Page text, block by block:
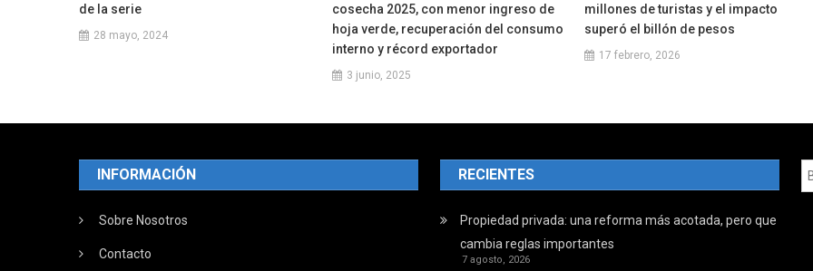
de la serie
28 mayo, 2024
cosecha 2025, con menor ingreso de
hoja verde, recuperación del consumo
interno y récord exportador
3 junio, 2025
millones de turistas y el impacto
superó el billón de pesos
17 febrero, 2026
INFORMACIÓN
Sobre Nosotros
Contacto
RECIENTES
Propiedad privada: una reforma más acotada, pero que
cambia reglas importantes
7 agosto, 2026